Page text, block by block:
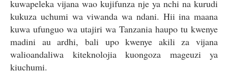
kuwapeleka vijana wao kujifunza nje ya nchi na kurudi
kukuza uchumi wa viwanda wa ndani. Hii ina maana
kuwa ufunguo wa utajiri wa Tanzania haupo tu kwenye
madini au ardhi, bali upo kwenye akili za vijana
walioandaliwa kiteknolojia kuongoza mageuzi ya
kiuchumi.